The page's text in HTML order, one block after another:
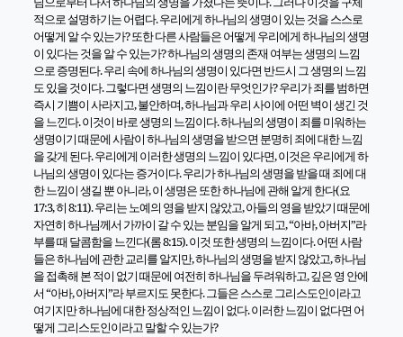
적으로 설명하기는 어렵다. 우리에게 하나님의 생명이 있는 것을 스스로
어떻게 알 수 있는가? 또한 다른 사람들은 어떻게 우리에게 하나님의 생명
이 있다는 것을 알 수 있는가? 하나님의 생명의 존재 여부는 생명의 느낌
으로 증명된다. 우리 속에 하나님의 생명이 있다면 반드시 그 생명의 느낌
도 있을 것이다. 그렇다면 생명의 느낌이란 무엇인가? 우리가 죄를 범하면
즉시 기쁨이 사라지고, 불안하며, 하나님과 우리 사이에 어떤 벽이 생긴 것
을 느낀다. 이것이 바로 생명의 느낌이다. 하나님의 생명이 죄를 미워하는
생명이기 때문에 사람이 하나님의 생명을 받으면 분명히 죄에 대한 느낌
을 갖게 된다. 우리에게 이러한 생명의 느낌이 있다면, 이것은 우리에게 하
나님의 생명이 있다는 증거이다. 우리가 하나님의 생명을 받을 때 죄에 대
한 느낌이 생길 뿐 아니라, 이 생명은 또한 하나님에 관해 알게 한다(요
17:3, 히 8:11). 우리는 노예의 영을 받지 않았고, 아들의 영을 받았기 때문에
자연히 하나님께서 가까이 갈 수 있는 분임을 알게 되고, “아바, 아버지”라
부를 때 달콤함을 느낀다(롬 8:15). 이것 또한 생명의 느낌이다. 어떤 사람
들은 하나님에 관한 교리를 알지만, 하나님의 생명을 받지 않았고, 하나님
을 접촉해 본 적이 없기 때문에 여전히 하나님을 두려워하고, 깊은 영 안에
서 “아바, 아버지”라 부르지도 못한다. 그들은 스스로 그리스도인이라고
여기지만 하나님에 대한 정상적인 느낌이 없다. 이러한 느낌이 없다면 어
떻게 그리스도인이라고 말할 수 있는가?